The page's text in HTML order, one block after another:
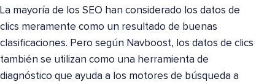
La mayoría de los SEO han considerado los datos de
clics meramente como un resultado de buenas
clasificaciones. Pero según Navboost, los datos de clics
también se utilizan como una herramienta de
diagnóstico que ayuda a los motores de búsqueda a